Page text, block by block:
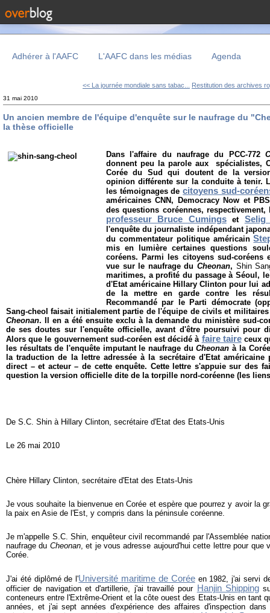
Adhérer à l'AAFC L'AAFC dans les médias Agenda
<< La journée mondiale sans tabac... Restitution des archives
31 mai 2010
Un ancien membre de l'équipe d'enquête sur le naufrage du
la thèse officielle
Dans l'affaire du naufrage du PCC-772
donnent peu la parole aux spécialistes,
Corée du Sud qui doutent de la
opinion différente sur la conduite à tenir.
les témoignages decitoyens sud-
américaines CNN, Democracy Now et
des questions coréennes,
professeur Bruce Cumingset Selig
l'enquête du journaliste indépendant
du commentateur politique américain
mis en lumière certaines questions
coréens. Parmi les citoyens sud-
vue sur le naufrage du Cheonan, Shin
maritimes, a profité du passage à Séoul,
d'Etat américaine Hillary Clinton pour lui
de la mettre en garde contre les
Recommandé par le Parti démocrate
Sang-cheol faisait initialement partie de l'équipe de civils et
Cheonan. Il en a été ensuite exclu à la demande du ministère sud-
de ses doutes sur l'enquête officielle, avant d'être poursuivi pour
Alors que le gouvernement sud-coréen est décidé à faire taireceux
les résultats de l'enquête imputant le naufrage du Cheonan à la
la traduction de la lettre adressée à la secrétaire d'Etat
direct – et acteur – de cette enquête. Cette lettre s'appuie sur des
question la version officielle dite de la torpille nord-coréenne (les
De S.C. Shin à Hillary Clinton, secrétaire d'Etat des Etats-Unis
Le 26 mai 2010
Chère Hillary Clinton, secrétaire d'Etat des Etats-Unis
Je vous souhaite la bienvenue en Corée et espère que pourrez y avoir la
la paix en Asie de l'Est, y compris dans la péninsule coréenne.
Je m'appelle S.C. Shin, enquêteur civil recommandé par l'Assemblée
naufrage du Cheonan, et je vous adresse aujourd'hui cette lettre pour que
Corée.
J'ai été diplômé de l'Université maritime de Coréeen 1982, j'ai servi
officier de navigation et d'artillerie, j'ai travaillé pour Hanjin Shipping
conteneurs entre l'Extrême-Orient et la côte ouest des Etats-Unis en tant
années, et j'ai sept années d'expérience des affaires d'inspection